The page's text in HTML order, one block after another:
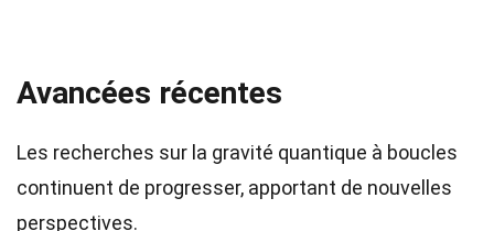
Avancées récentes
Les recherches sur la gravité quantique à boucles
continuent de progresser, apportant de nouvelles
perspectives.